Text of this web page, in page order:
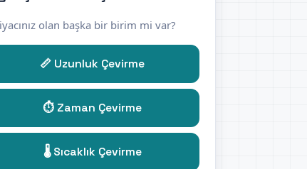
olan başka bir birim mi var?
📏 Uzunluk Çevirme
⏱️ Zaman Çevirme
🌡️ Sıcaklık Çevirme